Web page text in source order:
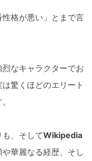
格が悪い」とまで言
なキャラクターでお
驚くほどのエリート
、そしてWikipedia
華麗なる経歴、そし